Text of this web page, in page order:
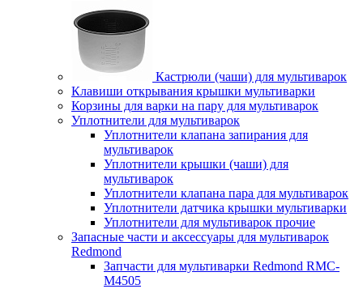
Кастрюли (чаши) для мультиварок
Клавиши открывания крышки мультиварки
Корзины для варки на пару для мультиварок
Уплотнители для мультиварок
Уплотнители клапана запирания для
мультиварок
Уплотнители крышки (чаши) для
мультиварок
Уплотнители клапана пара для мультиварок
Уплотнители датчика крышки мультиварки
Уплотнители для мультиварок прочие
Запасные части и аксессуары для мультиварок
Redmond
Запчасти для мультиварки Redmond RMC-
M4505